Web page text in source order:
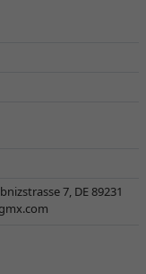
7, DE 89231